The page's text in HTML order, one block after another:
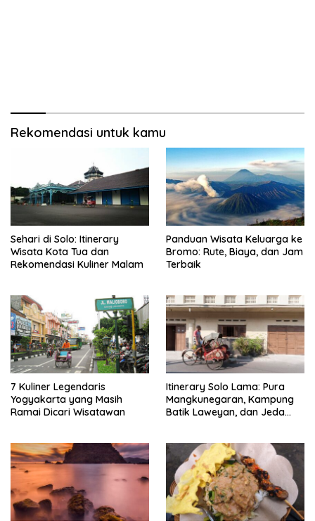
Rekomendasi untuk kamu
Sehari di Solo: Itinerary
Wisata Kota Tua dan
Rekomendasi Kuliner Malam
Panduan Wisata Keluarga ke
Bromo: Rute, Biaya, dan Jam
Terbaik
7 Kuliner Legendaris
Yogyakarta yang Masih
Ramai Dicari Wisatawan
Itinerary Solo Lama: Pura
Mangkunegaran, Kampung
Batik Laweyan, dan Jeda